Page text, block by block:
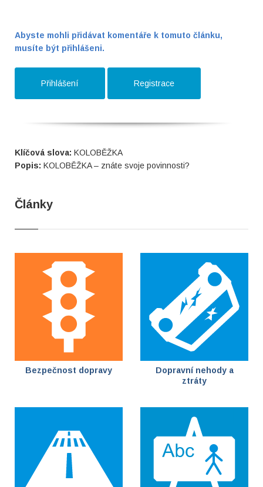
Abyste mohli přidávat komentáře k tomuto článku,
musíte být přihlášeni.
Přihlášení Registrace
Klíčová slova: KOLOBĚŽKA
Popis: KOLOBĚŽKA – znáte svoje povinnosti?
Články
Bezpečnost dopravy
Dopravní nehody a
ztráty